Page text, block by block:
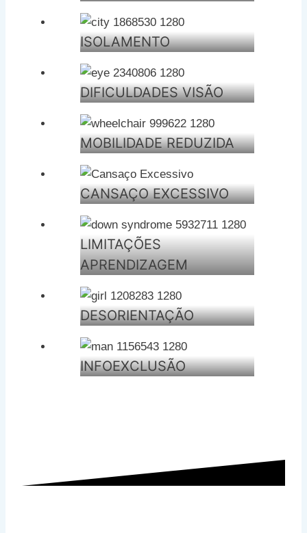
ISOLAMENTO
DIFICULDADES VISÃO
MOBILIDADE REDUZIDA
CANSAÇO EXCESSIVO
LIMITAÇÕES
APRENDIZAGEM
DESORIENTAÇÃO
INFOEXCLUSÃO